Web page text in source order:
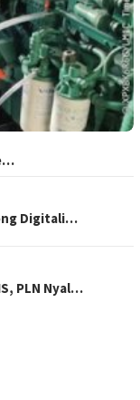
Digitali…
PLN Nyal…